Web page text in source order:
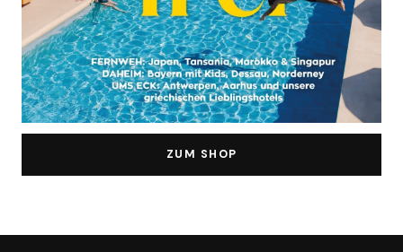
ZUM SHOP